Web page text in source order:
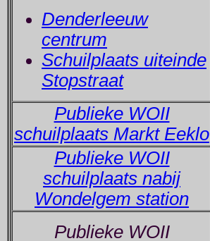
Denderleeuw
centrum
Schuilplaats uiteinde
Stopstraat
Publieke WOII
schuilplaats Markt Eeklo
Publieke WOII
schuilplaats nabij
Wondelgem station
Publieke WOII